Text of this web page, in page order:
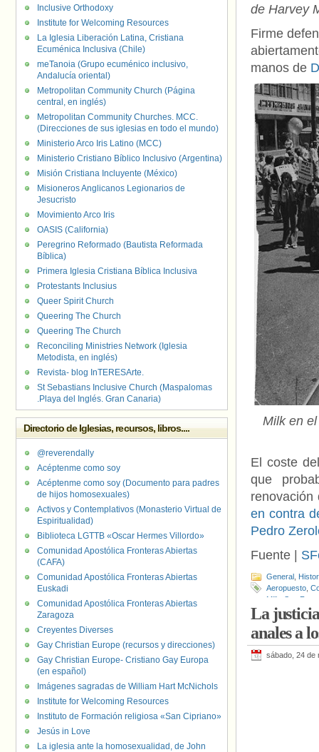
de Harvey
Firme
manos de
Milk en
El coste
que
en contra
Pedro
Fuente |
General
Aeropuesto
Milk
San
La
anales a
sábado, 24 de
Inclusive Orthodoxy
Institute for Welcoming Resources
La Iglesia Liberación Latina, Cristiana
Ecuménica Inclusiva (Chile)
meTanoia (Grupo ecuménico inclusivo,
Andalucía oriental)
Metropolitan Community Church (Página
central, en inglés)
Metropolitan Community Churches. MCC.
(Direcciones de sus iglesias en todo el mundo)
Ministerio Arco Iris Latino (MCC)
Ministerio Cristiano Bíblico Inclusivo (Argentina)
Misión Cristiana Incluyente (México)
Misioneros Anglicanos Legionarios de
Jesucristo
Movimiento Arco Iris
OASIS (California)
Peregrino Reformado (Bautista Reformada
Bíblica)
Primera Iglesia Cristiana Bíblica Inclusiva
Protestants Inclusius
Queer Spirit Church
Queering The Church
Queering The Church
Reconciling Ministries Network (Iglesia
Metodista, en inglés)
Revista- blog InTERESArte.
St Sebastians Inclusive Church (Maspalomas
.Playa del Inglés. Gran Canaria)
Directorio de Iglesias, recursos, libros....
@reverendally
Acéptenme como soy
Acéptenme como soy (Documento para padres
de hijos homosexuales)
Activos y Contemplativos (Monasterio Virtual de
Espiritualidad)
Biblioteca LGTTB «Oscar Hermes Villordo»
Comunidad Apostólica Fronteras Abiertas
(CAFA)
Comunidad Apostólica Fronteras Abiertas
Euskadi
Comunidad Apostólica Fronteras Abiertas
Zaragoza
Creyentes Diverses
Gay Christian Europe (recursos y direcciones)
Gay Christian Europe- Cristiano Gay Europa
(en español)
Imágenes sagradas de William Hart McNichols
Institute for Welcoming Resources
Instituto de Formación religiosa «San Cipriano»
Jesús in Love
La iglesia ante la homosexualidad, de John